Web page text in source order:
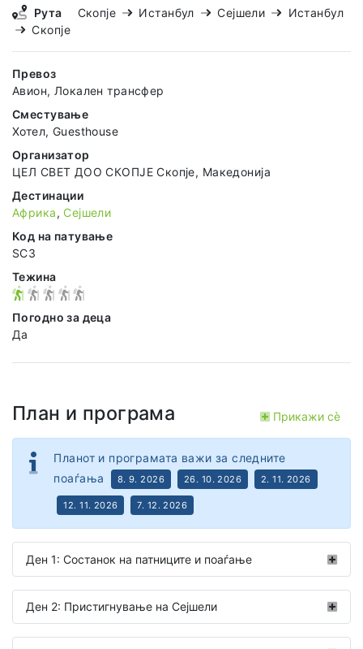
Рута Скопје Истанбул Сејшели
Истанбул
Скопје
Превоз
Авион, Локален трансфер
Сместување
Хотел, Guesthouse
Организатор
ЦЕЛ СВЕТ ДОО СКОПЈЕ Скопје, Македонија
Дестинации
Африка, Сејшели
Код на патување
SC3
Тежина
Погодно за деца
Да
План и програма Прикажи сѐ
Планот и програмата важи за следните
поаѓања
8. 9. 2026 26. 10. 2026 2. 11. 2026
12. 11. 2026 7. 12. 2026
Ден 1: Состанок на патниците и поаѓање
Ден 2: Пристигнување на Сејшели